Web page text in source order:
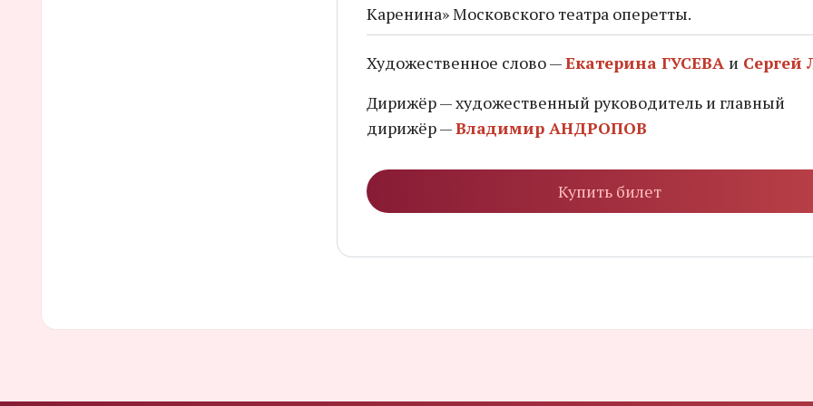
Каренина» Московского театра оперетты.
Художественное слово —Екатерина ГУСЕВА и Сергей
Дирижёр — художественный руководитель и главный
дирижёр —Владимир АНДРОПОВ
Купить билет